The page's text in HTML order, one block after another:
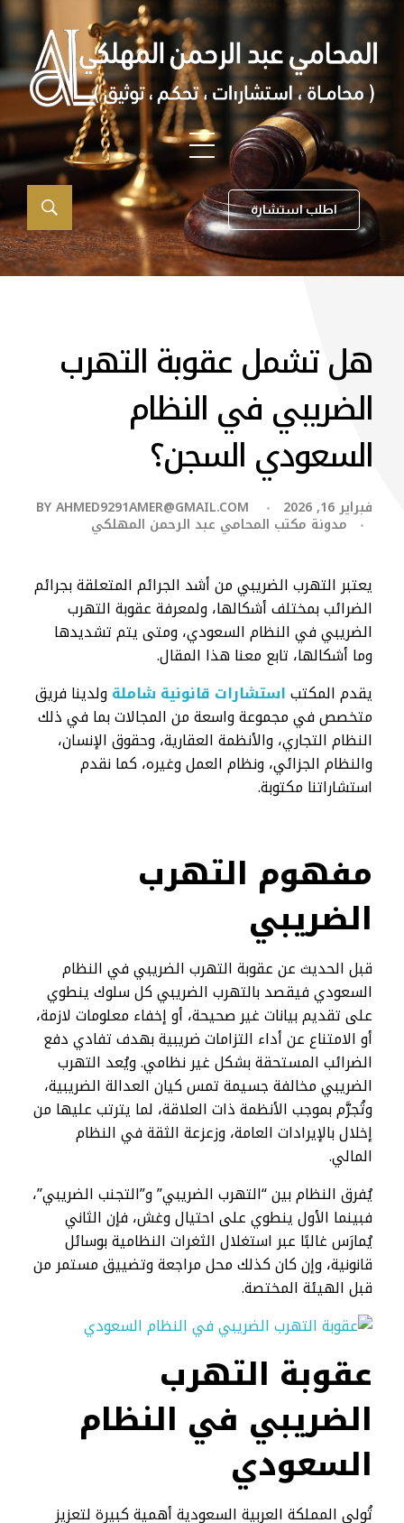
اطلب استشارة
هل تشمل عقوبة التهرب
الضريبي في النظام
السعودي السجن؟
فبراير 16, 2026 BYAHMED9291AMER@GMAIL.COM
مدونة مكتب المحامي عبد الرحمن المهلكي
يعتبر التهرب الضريبي من أشد الجرائم المتعلقة بجرائم
الضرائب بمختلف أشكالها، ولمعرفة عقوبة التهرب
الضريبي في النظام السعودي، ومتى يتم تشديدها
وما أشكالها، تابع معنا هذا المقال.
يقدم المكتباستشارات قانونية شاملةولدينا فريق
متخصص في مجموعة واسعة من المجالات بما في ذلك
النظام التجاري، والأنظمة العقارية، وحقوق الإنسان،
والنظام الجزائي، ونظام العمل وغيره، كما نقدم
استشاراتنا مكتوبة.
مفهوم التهرب
الضريبي
قبل الحديث عن عقوبة التهرب الضريبي في النظام
السعودي فيقصد بالتهرب الضريبي كل سلوك ينطوي
على تقديم بيانات غير صحيحة، أو إخفاء معلومات لازمة،
أو الامتناع عن أداء التزامات ضريبية بهدف تفادي دفع
الضرائب المستحقة بشكل غير نظامي. ويُعد التهرب
الضريبي مخالفة جسيمة تمس كيان العدالة الضريبية،
وتُجرَّم بموجب الأنظمة ذات العلاقة، لما يترتب عليها من
إخلال بالإيرادات العامة، وزعزعة الثقة في النظام
المالي.
يُفرق النظام بين “التهرب الضريبي” و”التجنب الضريبي”،
فبينما الأول ينطوي على احتيال وغش، فإن الثاني
يُمارَس غالبًا عبر استغلال الثغرات النظامية بوسائل
قانونية، وإن كان كذلك محل مراجعة وتضييق مستمر من
قبل الهيئة المختصة.
عقوبة التهرب
الضريبي في النظام
السعودي
تُولي المملكة العربية السعودية أهمية كبيرة لتعزيز